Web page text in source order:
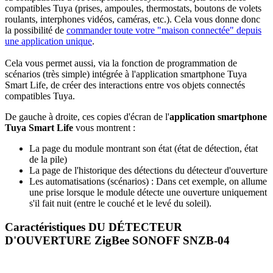
compatibles Tuya (prises, ampoules, thermostats, boutons de volets
roulants, interphones vidéos, caméras, etc.). Cela vous donne donc
la possibilité de commander toute votre "maison connectée" depuis
une application unique.
Cela vous permet aussi, via la fonction de programmation de
scénarios (très simple) intégrée à l'application smartphone Tuya
Smart Life, de créer des interactions entre vos objets connectés
compatibles Tuya.
De gauche à droite, ces copies d'écran de l'application smartphone
Tuya Smart Life vous montrent :
La page du module montrant son état (état de détection, état
de la pile)
La page de l'historique des détections du détecteur d'ouverture
Les automatisations (scénarios) : Dans cet exemple, on allume
une prise lorsque le module détecte une ouverture uniquement
s'il fait nuit (entre le couché et le levé du soleil).
Caractéristiques DU DÉTECTEUR
D'OUVERTURE ZigBee SONOFF SNZB-04